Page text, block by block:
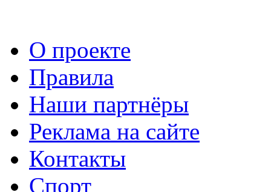
О проекте
Правила
Наши партнёры
Реклама на сайте
Контакты
Спорт